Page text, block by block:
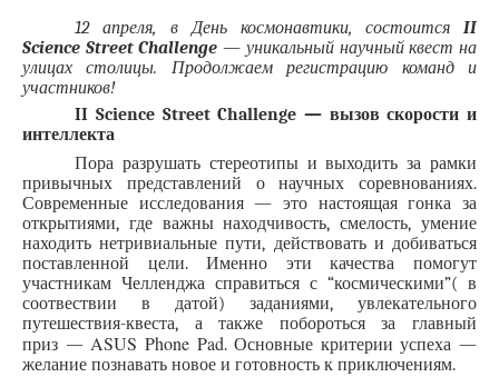
12 апреля, в День космонавтики, состоится II
Science Street Challenge — уникальный научный квест на
улицах столицы. Продолжаем регистрацию команд и
участников!
II Science Street Challenge — вызов скорости и
интеллекта
Пора разрушать стереотипы и выходить за рамки
привычных представлений о научных соревнованиях.
Современные исследования — это настоящая гонка за
открытиями, где важны находчивость, смелость, умение
находить нетривиальные пути, действовать и добиваться
поставленной цели. Именно эти качества помогут
участникам Челленджа справиться с “космическими”( в
соотвествии в датой) заданиями, увлекательного
путешествия-квеста, а также побороться за главный
приз — ASUS Phone Pad. Основные критерии успеха —
желание познавать новое и готовность к приключениям.